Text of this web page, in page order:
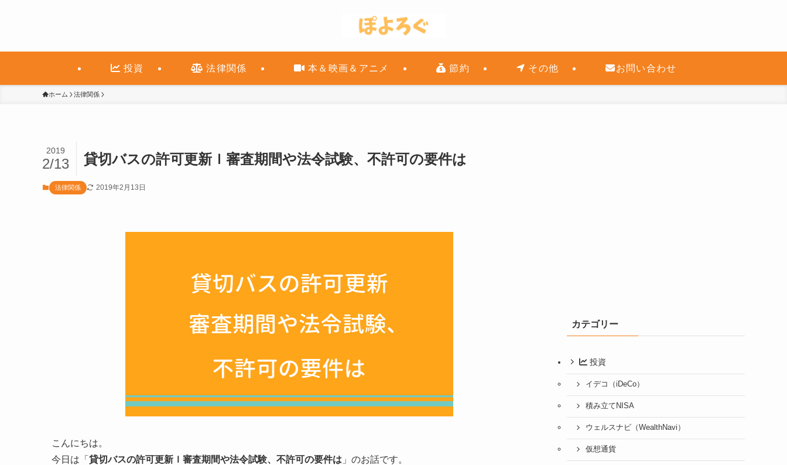
投資 法律関係 本＆映画＆アニメ 節約 その他 お問い合わせ
ホーム 法律関係
貸切バスの許可更新ｌ審査期間や法令試験、不許可の要件は
2019
2/13
法律関係 2019年2月13日
こんにちは。
今日は「 貸切バスの許可更新ｌ審査期間や法令試験、不許可の要件は 」のお話です。
カテゴリー
投資
イデコ（iDeCo）
積み立てNISA
ウェルスナビ（WealthNavi）
仮想通貨